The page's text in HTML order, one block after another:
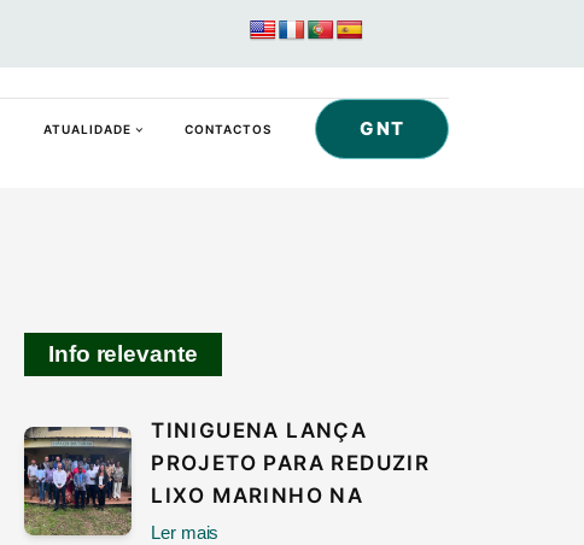
ATUALIDADE CONTACTOS GNT
Info relevante
TINIGUENA LANÇA
PROJETO PARA REDUZIR
LIXO MARINHO NA
Ler mais